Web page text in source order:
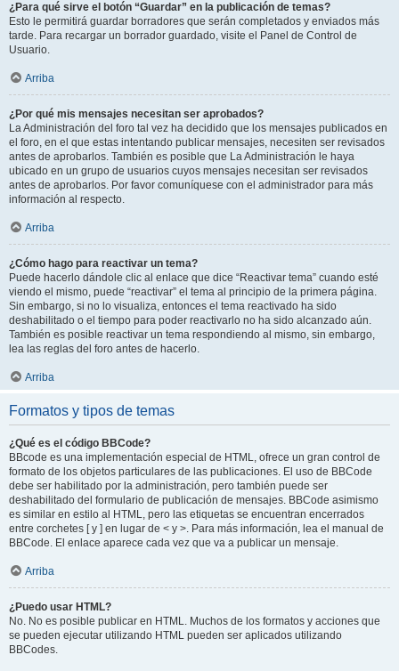
¿Para qué sirve el botón “Guardar” en la publicación de temas?
Esto le permitirá guardar borradores que serán completados y enviados más
tarde. Para recargar un borrador guardado, visite el Panel de Control de
Usuario.
Arriba
¿Por qué mis mensajes necesitan ser aprobados?
La Administración del foro tal vez ha decidido que los mensajes publicados en
el foro, en el que estas intentando publicar mensajes, necesiten ser revisados
antes de aprobarlos. También es posible que La Administración le haya
ubicado en un grupo de usuarios cuyos mensajes necesitan ser revisados
antes de aprobarlos. Por favor comuníquese con el administrador para más
información al respecto.
Arriba
¿Cómo hago para reactivar un tema?
Puede hacerlo dándole clic al enlace que dice “Reactivar tema” cuando esté
viendo el mismo, puede “reactivar” el tema al principio de la primera página.
Sin embargo, si no lo visualiza, entonces el tema reactivado ha sido
deshabilitado o el tiempo para poder reactivarlo no ha sido alcanzado aún.
También es posible reactivar un tema respondiendo al mismo, sin embargo,
lea las reglas del foro antes de hacerlo.
Arriba
Formatos y tipos de temas
¿Qué es el código BBCode?
BBcode es una implementación especial de HTML, ofrece un gran control de
formato de los objetos particulares de las publicaciones. El uso de BBCode
debe ser habilitado por la administración, pero también puede ser
deshabilitado del formulario de publicación de mensajes. BBCode asimismo
es similar en estilo al HTML, pero las etiquetas se encuentran encerrados
entre corchetes [ y ] en lugar de < y >. Para más información, lea el manual de
BBCode. El enlace aparece cada vez que va a publicar un mensaje.
Arriba
¿Puedo usar HTML?
No. No es posible publicar en HTML. Muchos de los formatos y acciones que
se pueden ejecutar utilizando HTML pueden ser aplicados utilizando
BBCodes.